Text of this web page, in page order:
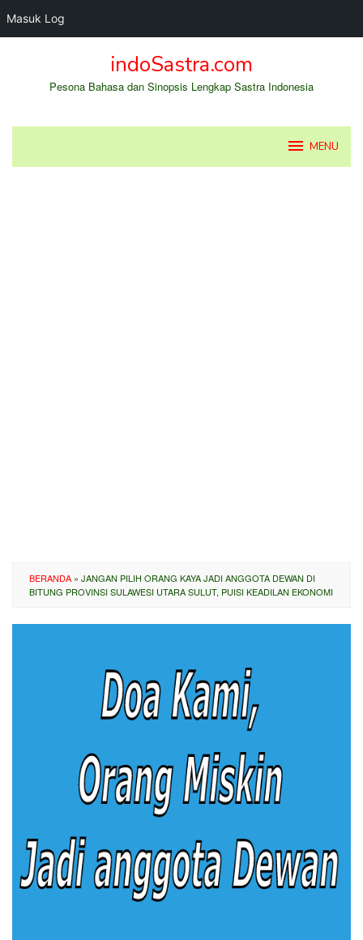
Masuk Log
indoSastra.com
Pesona Bahasa dan Sinopsis Lengkap Sastra Indonesia
MENU
BERANDA » JANGAN PILIH ORANG KAYA JADI ANGGOTA DEWAN DI
BITUNG PROVINSI SULAWESI UTARA SULUT, PUISI KEADILAN EKONOMI